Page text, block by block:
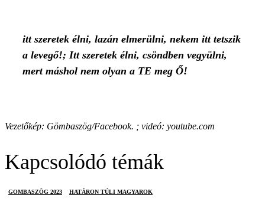
itt szeretek élni, lazán elmerülni, nekem itt tetszik
a levegő!; Itt szeretek élni, csöndben vegyülni,
mert máshol nem olyan a TE meg Ő!
Vezetőkép: Gömbaszög/Facebook. ; videó: youtube.com
Kapcsolódó témák
GOMBASZÖG 2023 HATÁRON TÚLI MAGYAROK